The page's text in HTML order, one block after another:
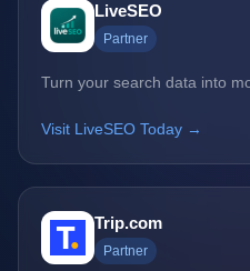
LiveSEO
Partner
Turn your search data into
Visit LiveSEO Today →
Trip.com
Partner